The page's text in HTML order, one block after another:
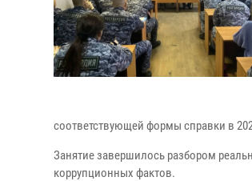
соответствующей формы справки в
Занятие завершилось разбором
коррупционных фактов.